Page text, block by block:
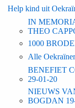
Help kind uit
IN
THEO
1000
Alle
BENEFIET
29-01-20
NIEUWS
BOGDAN